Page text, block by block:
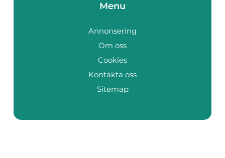
Menu
Annonsering
Om oss
Cookies
Kontakta oss
Sitemap